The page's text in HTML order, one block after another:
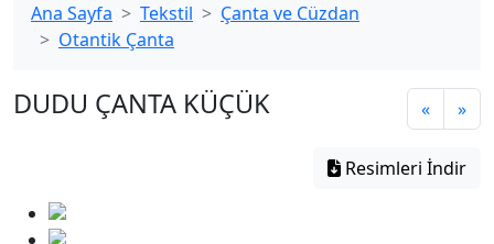
Ana Sayfa Tekstil
Çanta ve Cüzdan
Otantik Çanta
DUDU ÇANTA KÜÇÜK « »
Resimleri İndir